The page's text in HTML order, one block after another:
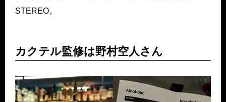
STEREO。
カクテル監修は野村空人さん